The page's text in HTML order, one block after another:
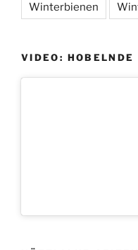
Winterbienen
VIDEO: HOBELNDE